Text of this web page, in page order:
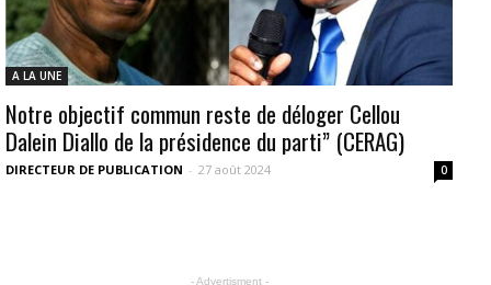
A LA UNE
Notre objectif commun reste de déloger Cellou
Dalein Diallo de la présidence du parti” (CERAG)
DIRECTEUR DE PUBLICATION - 27 août 2024 0
- Advertisment -